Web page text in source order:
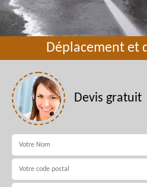
Déplacement et
Devis gratuit